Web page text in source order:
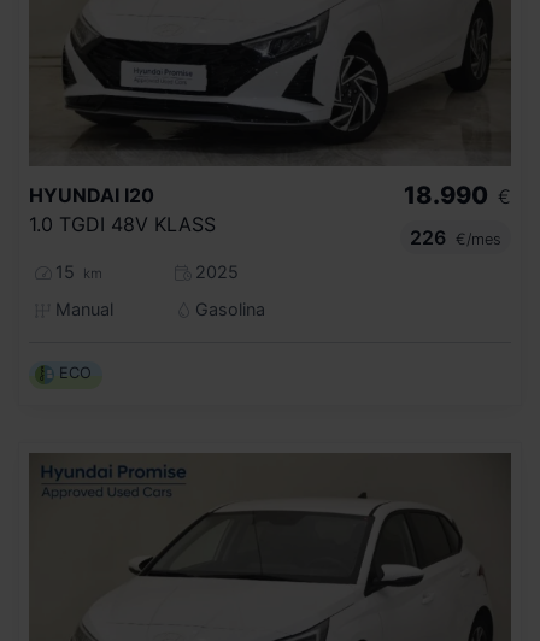
HYUNDAI I20
1.0 TGDI 48V KLASS
15 km
2025
Manual
Gasolina
18.990 €
226
€/mes
ECO